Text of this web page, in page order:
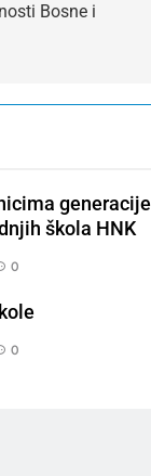
Bosne i
generacije
škola HNK
0
0